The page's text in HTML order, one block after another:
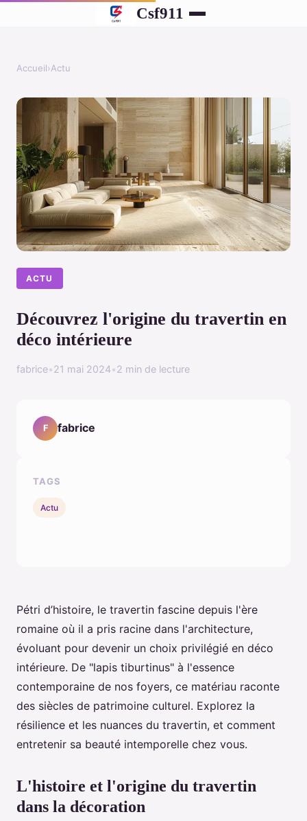
Csf911
Accueil›Actu
ACTU
Découvrez l'origine du travertin en
déco intérieure
fabrice•21 mai 2024•2 min de lecture
Pétri d’histoire, le travertin fascine depuis l'ère
romaine où il a pris racine dans l'architecture,
évoluant pour devenir un choix privilégié en déco
intérieure. De "lapis tiburtinus" à l'essence
contemporaine de nos foyers, ce matériau raconte
des siècles de patrimoine culturel. Explorez la
résilience et les nuances du travertin, et comment
entretenir sa beauté intemporelle chez vous.
L'histoire et l'origine du travertin
dans la décoration
F fabrice
TAGS
Actu